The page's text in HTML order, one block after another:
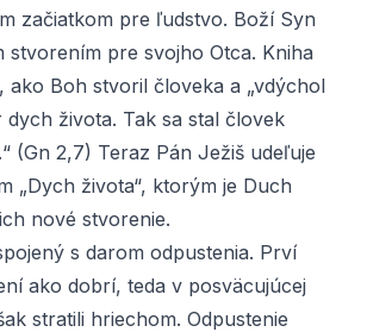
začiatkom pre ľudstvo. Boží Syn
stvorením pre svojho Otca. Kniha
ako Boh stvoril človeka a „vdýchol
dych života. Tak sa stal človek
(Gn 2,7) Teraz Pán Ježiš udeľuje
„Dych života“, ktorým je Duch
nové stvorenie.
s darom odpustenia. Prví
ako dobrí, teda v posväcujúcej
stratili hriechom. Odpustenie